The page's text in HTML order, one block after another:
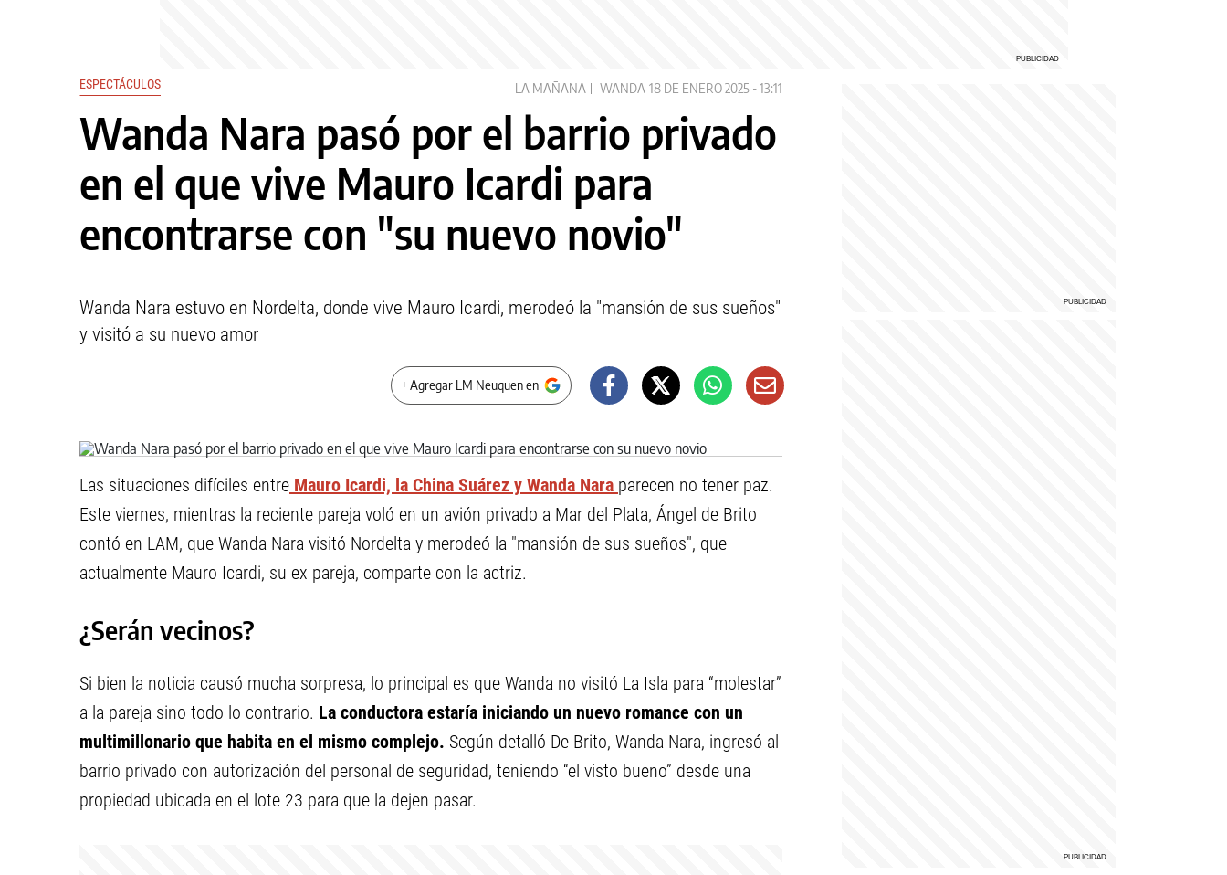
ESPECTÁCULOS LA MAÑANA WANDA 18 DE ENERO 2025 - 13:11
Wanda Nara pasó por el barrio privado
en el que vive Mauro Icardi para
encontrarse con "su nuevo novio"
Wanda Nara estuvo en Nordelta, donde vive Mauro Icardi, merodeó la "mansión de sus sueños"
y visitó a su nuevo amor
+ Agregar LM Neuquen en
Las situaciones difíciles entre Mauro Icardi, la China Suárez y Wanda Nara parecen no tener paz.
Este viernes, mientras la reciente pareja voló en un avión privado a Mar del Plata, Ángel de Brito
contó en LAM, que Wanda Nara visitó Nordelta y merodeó la "mansión de sus sueños", que
actualmente Mauro Icardi, su ex pareja, comparte con la actriz.
¿Serán vecinos?
Si bien la noticia causó mucha sorpresa, lo principal es que Wanda no visitó La Isla para “molestar”
a la pareja sino todo lo contrario. La conductora estaría iniciando un nuevo romance con un
multimillonario que habita en el mismo complejo. Según detalló De Brito, Wanda Nara, ingresó al
barrio privado con autorización del personal de seguridad, teniendo “el visto bueno” desde una
propiedad ubicada en el lote 23 para que la dejen pasar.